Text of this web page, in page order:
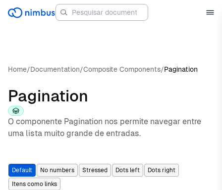
Home/Documentation/Composite Components/Pagination
Pagination
O componente Pagination nos permite navegar entre
uma lista muito grande de entradas.
Default No numbers Stressed Dots left
Dots right
Itens como links